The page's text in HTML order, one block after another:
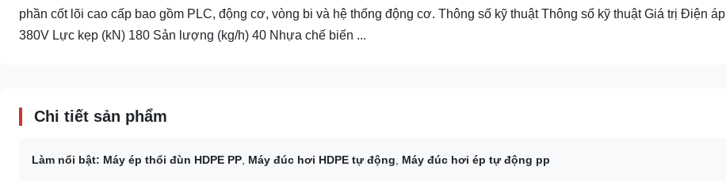
phần cốt lõi cao cấp bao gồm PLC, động cơ, vòng bi và hệ thống động cơ. Thông số kỹ thuật Thông số kỹ thuật Giá trị Điện áp
380V Lực kẹp (kN) 180 Sản lượng (kg/h) 40 Nhựa chế biến ...
Chi tiết sản phẩm
Làm nổi bật: Máy ép thổi đùn HDPE PP Máy đúc hơi HDPE tự động Máy đúc hơi ép tự động pp